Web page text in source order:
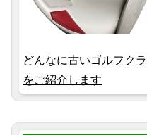
どんなに古いゴルフク
をご紹介します